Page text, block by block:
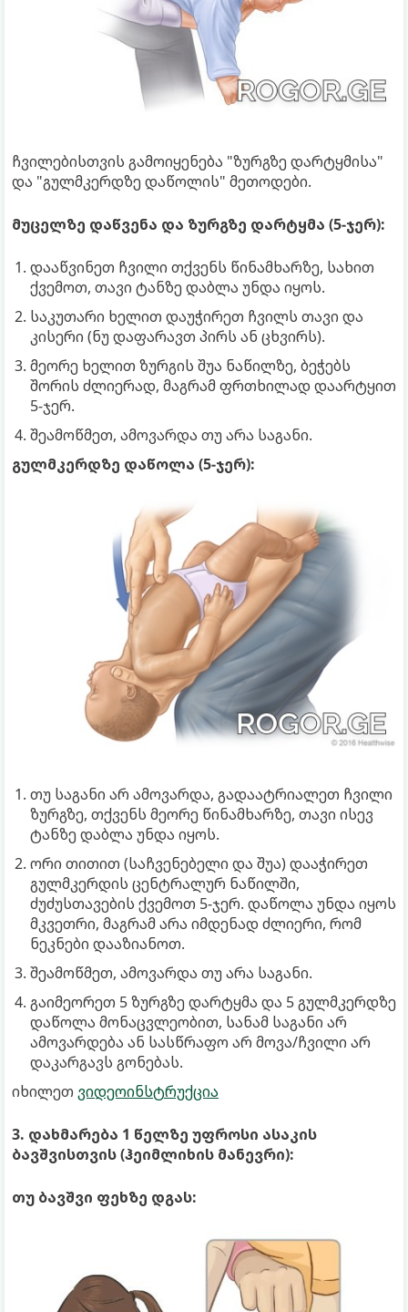
ჩვილებისთვის გამოიყენება "ზურგზე დარტყმისა"
და "გულმკერდზე დაწოლის" მეთოდები.
მუცელზე დაწვენა და ზურგზე დარტყმა (5-ჯერ):
დააწვინეთ ჩვილი თქვენს წინამხარზე, სახით
ქვემოთ, თავი ტანზე დაბლა უნდა იყოს.
საკუთარი ხელით დაუჭირეთ ჩვილს თავი და
კისერი (ნუ დაფარავთ პირს ან ცხვირს).
მეორე ხელით ზურგის შუა ნაწილზე, ბეჭებს
შორის ძლიერად, მაგრამ ფრთხილად დაარტყით
5-ჯერ.
შეამოწმეთ, ამოვარდა თუ არა საგანი.
გულმკერდზე დაწოლა (5-ჯერ):
თუ საგანი არ ამოვარდა, გადაატრიალეთ ჩვილი
ზურგზე, თქვენს მეორე წინამხარზე, თავი ისევ
ტანზე დაბლა უნდა იყოს.
ორი თითით (საჩვენებელი და შუა) დააჭირეთ
გულმკერდის ცენტრალურ ნაწილში,
ძუძუსთავების ქვემოთ 5-ჯერ. დაწოლა უნდა იყოს
მკვეთრი, მაგრამ არა იმდენად ძლიერი, რომ
ნეკნები დააზიანოთ.
შეამოწმეთ, ამოვარდა თუ არა საგანი.
გაიმეორეთ 5 ზურგზე დარტყმა და 5 გულმკერდზე
დაწოლა მონაცვლეობით, სანამ საგანი არ
ამოვარდება ან სასწრაფო არ მოვა/ჩვილი არ
დაკარგავს გონებას.
იხილეთ ვიდეოინსტრუქცია
3. დახმარება 1 წელზე უფროსი ასაკის
ბავშვისთვის (ჰეიმლიხის მანევრი):
თუ ბავშვი ფეხზე დგას: